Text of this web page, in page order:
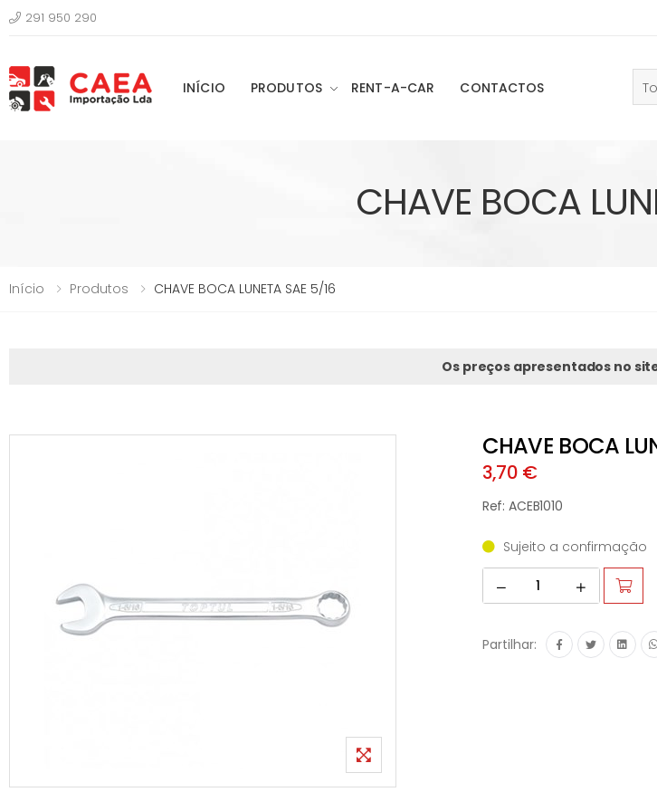
291 950 290
INÍCIO PRODUTOS RENT-A-CAR CONTACTOS
CHAVE BOCA
Início Produtos CHAVE BOCA LUNETA SAE 5/16
Os preços apresentados no
CHAVE BOCA
3,70 €
Ref: ACEB1010
Sujeito a confirmação
Partilhar: